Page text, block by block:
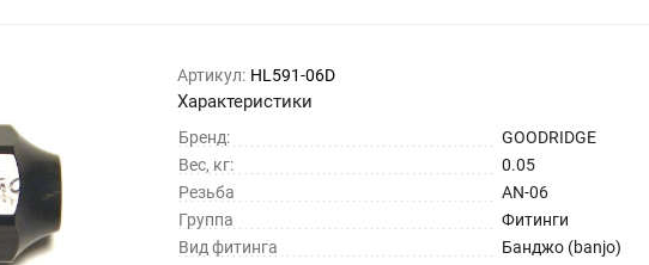
Артикул: HL591-06D
Характеристики
Бренд:
GOODRIDGE
Вес, кг:
0.05
Резьба
AN-06
Группа
Фитинги
Вид фитинга
Банджо (banjo)